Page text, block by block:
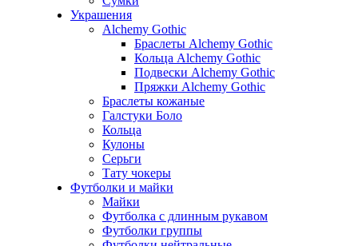
Украшения
Alchemy Gothic
Браслеты Alchemy Gothic
Кольца Alchemy Gothic
Подвески Alchemy Gothic
Пряжки Alchemy Gothic
Браслеты кожаные
Галстуки Боло
Кольца
Кулоны
Серьги
Тату чокеры
Футболки и майки
Майки
Футболка с длинным рукавом
Футболки группы